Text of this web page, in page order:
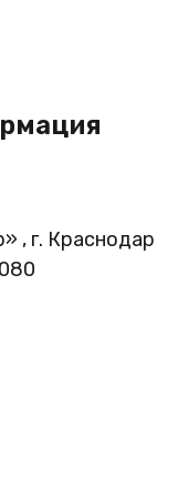
, г. Краснодар